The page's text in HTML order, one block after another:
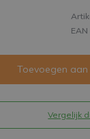
EAN
Toevoegen
Vergelijk